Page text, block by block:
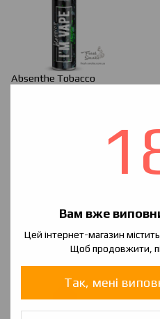
Вам вже
Цей інтернет-магазин
Щоб продовжити,
Так, мені
Absenthe Tobacco
М'який аромат тютюну з
любителів оригінального.